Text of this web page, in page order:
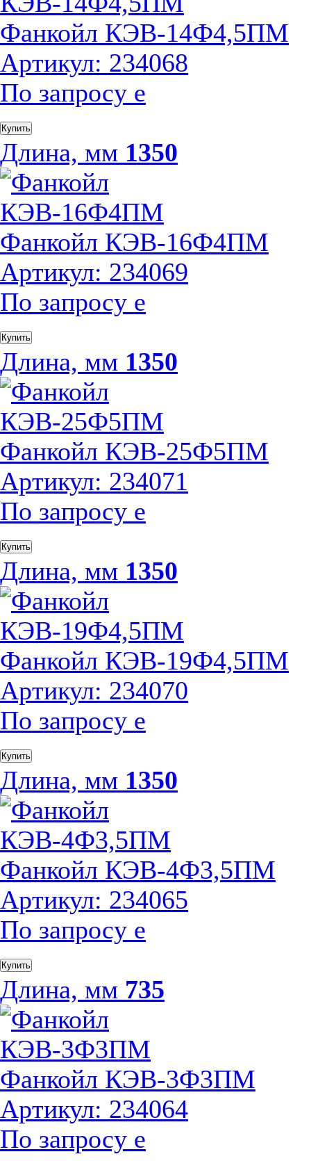
Фанкойл КЭВ-14Ф4,5ПМ
Артикул: 234068
По запросу е
Купить
Длина, мм 1350
Фанкойл КЭВ-16Ф4ПМ
Артикул: 234069
По запросу е
Купить
Длина, мм 1350
Фанкойл КЭВ-25Ф5ПМ
Артикул: 234071
По запросу е
Купить
Длина, мм 1350
Фанкойл КЭВ-19Ф4,5ПМ
Артикул: 234070
По запросу е
Купить
Длина, мм 1350
Фанкойл КЭВ-4Ф3,5ПМ
Артикул: 234065
По запросу е
Купить
Длина, мм 735
Фанкойл КЭВ-3Ф3ПМ
Артикул: 234064
По запросу е